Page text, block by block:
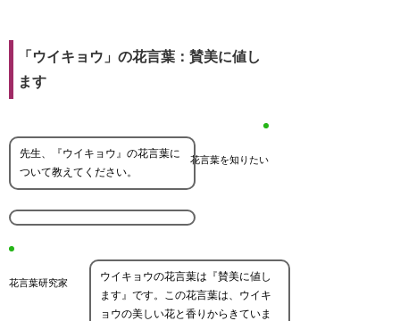
「ウイキョウ」の花言葉：賛美に値し
ます
花言葉を知りたい
先生、『ウイキョウ』の花言葉に
ついて教えてください。
花言葉研究家
ウイキョウの花言葉は『賛美に値し
ます』です。この花言葉は、ウイキ
ョウの美しい花と香りからきていま